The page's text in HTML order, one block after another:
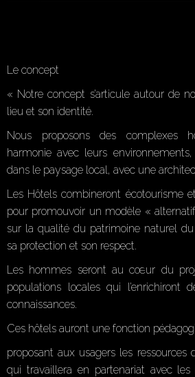
Le concept
« Notre concept s’articule autour de
lieu et son identité.
Nous proposons des complexes
harmonie avec leurs
dans le paysage local, avec une
Les Hôtels combineront écotourisme
pour promouvoir un modèle «
sur la qualité du patrimoine naturel
sa protection et son respect.
Les hommes seront au cœur du
populations locales qui l’enrichiront
connaissances.
Ces hôtels auront une fonction
proposant aux usagers les ressources
qui travaillera en partenariat avec